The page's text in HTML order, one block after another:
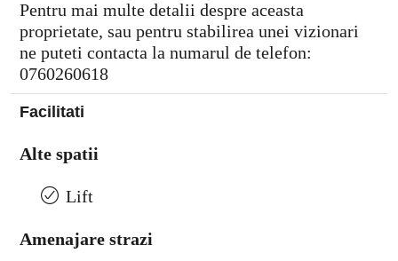
Pentru mai multe detalii despre aceasta
proprietate, sau pentru stabilirea unei vizionari
ne puteti contacta la numarul de telefon:
0760260618
Facilitati
Alte spatii
Lift
Amenajare strazi